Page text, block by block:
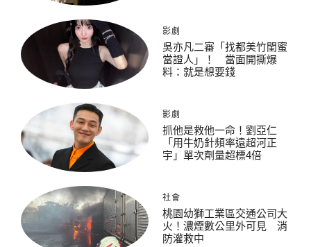
影劇
吳亦凡二審「找都美竹閨蜜
當證人」！ 當面開撕爆
料：就是想要錢
影劇
抓他是救他一命！劉亞仁
「用牛奶針頻率遠超河正
宇」單次劑量超標4倍
社會
桃園幼獅工業區交通公司大
火！濃煙數公里外可見 消
防灌救中